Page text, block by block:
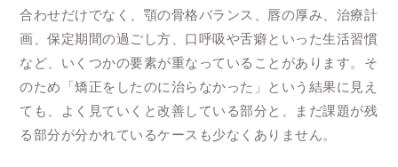
合わせだけでなく、顎の骨格バランス、唇の厚み、治療計
画、保定期間の過ごし方、口呼吸や舌癖といった生活習慣
など、いくつかの要素が重なっていることがあります。そ
のため「矯正をしたのに治らなかった」という結果に見え
ても、よく見ていくと改善している部分と、まだ課題が残
る部分が分かれているケースも少なくありません。